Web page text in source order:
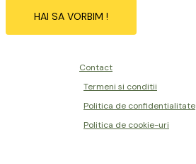
HAI SA VORBIM !
Contact
Termeni si conditii
Politica de confidentialitate
Politica de cookie-uri